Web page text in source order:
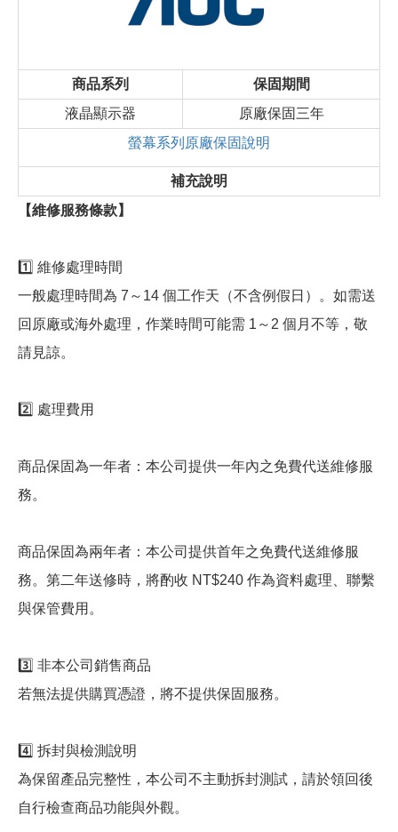
商品系列
保固期間
液晶顯示器
原廠保固三年
螢幕系列原廠保固說明
補充說明
【維修服務條款】
1️⃣ 維修處理時間
一般處理時間為 7～14 個工作天（不含例假日）。如需送
回原廠或海外處理，作業時間可能需 1～2 個月不等，敬
請見諒。
2️⃣ 處理費用
商品保固為一年者：本公司提供一年內之免費代送維修服
務。
商品保固為兩年者：本公司提供首年之免費代送維修服
務。第二年送修時，將酌收 NT$240 作為資料處理、聯繫
與保管費用。
3️⃣ 非本公司銷售商品
若無法提供購買憑證，將不提供保固服務。
4️⃣ 拆封與檢測說明
為保留產品完整性，本公司不主動拆封測試，請於領回後
自行檢查商品功能與外觀。